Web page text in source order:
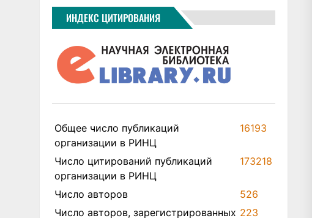
ИНДЕКС ЦИТИРОВАНИЯ
Общее число публикаций
организации в РИНЦ
16193
Число цитирований публикаций
организации в РИНЦ
173218
Число авторов
526
Число авторов, зарегистрированных 223